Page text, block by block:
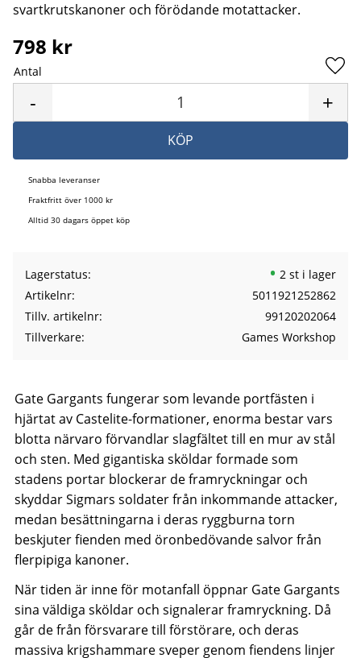
svartkrutskanoner och förödande motattacker.
798 kr
Antal
+
-
KÖP
Snabba leveranser
Fraktfritt över 1000 kr
Alltid 30 dagars öppet köp
Lagerstatus
2 st i lager
Artikelnr
5011921252862
Tillv. artikelnr
99120202064
Tillverkare
Games Workshop
Gate Gargants fungerar som levande portfästen i
hjärtat av Castelite-formationer, enorma bestar vars
blotta närvaro förvandlar slagfältet till en mur av stål
och sten. Med gigantiska sköldar formade som
stadens portar blockerar de framryckningar och
skyddar Sigmars soldater från inkommande attacker,
medan besättningarna i deras ryggburna torn
beskjuter fienden med öronbedövande salvor från
flerpipiga kanoner.
När tiden är inne för motanfall öppnar Gate Gargants
sina väldiga sköldar och signalerar framryckning. Då
går de från försvarare till förstörare, och deras
massiva krigshammare sveper genom fiendens linjer